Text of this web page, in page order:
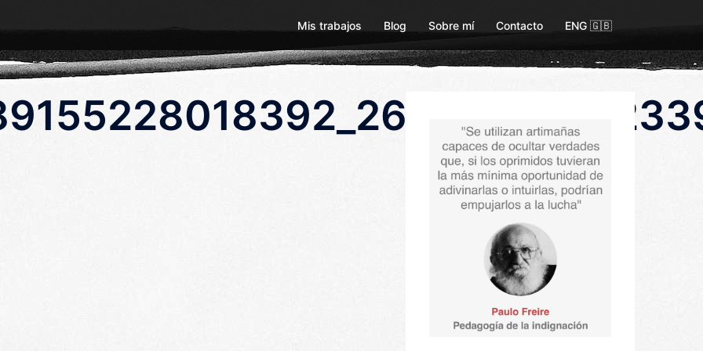
Mis trabajos Blog Sobre mí Contacto ENG 🇬🇧